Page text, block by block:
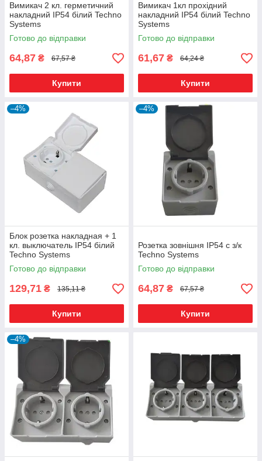
Вимикач 2 кл. герметичний
накладний IP54 білий Techno
Systems
Готово до відправки
64,87 ₴ 67,57 ₴
Купити
Вимикач 1кл прохідний
накладний IP54 білий Techno
Systems
Готово до відправки
61,67 ₴ 64,24 ₴
Купити
–4%
Блок розетка накладная + 1
кл. выключатель IP54 білий
Techno Systems
Готово до відправки
129,71 ₴ 135,11 ₴
Купити
–4%
Розетка зовнішня IP54 c з/к
Techno Systems
Готово до відправки
64,87 ₴ 67,57 ₴
Купити
–4%